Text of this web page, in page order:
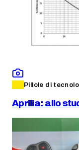
Pillole di
Aprilia: allo